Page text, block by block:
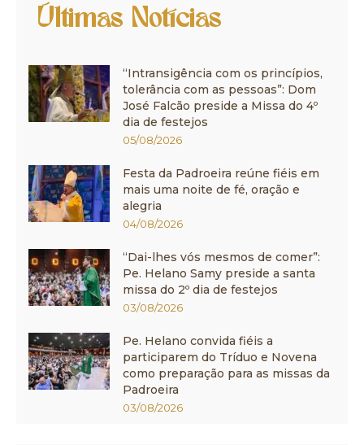
Últimas Notícias
“Intransigência com os princípios,
tolerância com as pessoas”: Dom
José Falcão preside a Missa do 4º
dia de festejos
05/08/2026
Festa da Padroeira reúne fiéis em
mais uma noite de fé, oração e
alegria
04/08/2026
“Dai-lhes vós mesmos de comer”:
Pe. Helano Samy preside a santa
missa do 2º dia de festejos
03/08/2026
Pe. Helano convida fiéis a
participarem do Tríduo e Novena
como preparação para as missas da
Padroeira
03/08/2026